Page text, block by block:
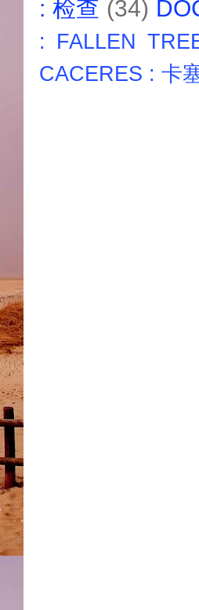
: 检查 (34)
: FALLEN
CACERES : 卡